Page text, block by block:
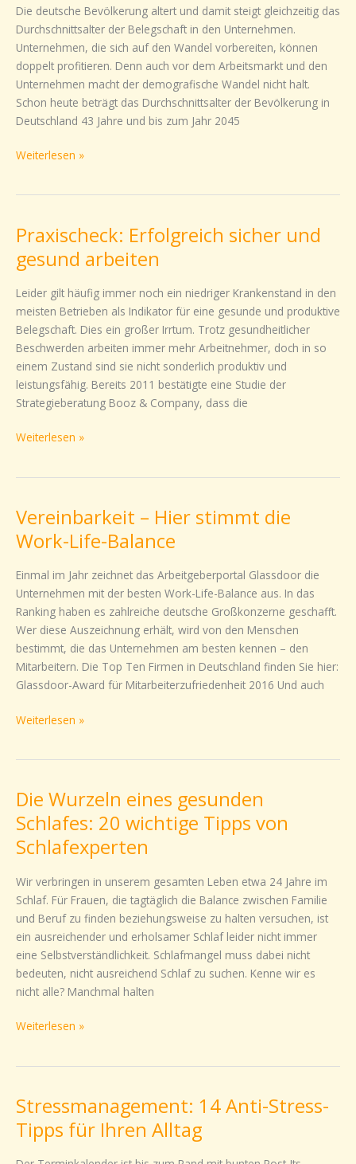
Die deutsche Bevölkerung altert und damit steigt gleichzeitig das
Durchschnittsalter der Belegschaft in den Unternehmen.
Unternehmen, die sich auf den Wandel vorbereiten, können
doppelt profitieren. Denn auch vor dem Arbeitsmarkt und den
Unternehmen macht der demografische Wandel nicht halt.
Schon heute beträgt das Durchschnittsalter der Bevölkerung in
Deutschland 43 Jahre und bis zum Jahr 2045
für
alle
Altersgruppen
Weiterlesen »
Praxischeck: Erfolgreich sicher und
gesund arbeiten
Leider gilt häufig immer noch ein niedriger Krankenstand in den
meisten Betrieben als Indikator für eine gesunde und produktive
Belegschaft. Dies ein großer Irrtum. Trotz gesundheitlicher
Beschwerden arbeiten immer mehr Arbeitnehmer, doch in so
einem Zustand sind sie nicht sonderlich produktiv und
leistungsfähig. Bereits 2011 bestätigte eine Studie der
Strategieberatung Booz & Company, dass die
Praxischeck:
sicher
und
gesund
arbeiten
Weiterlesen »
Vereinbarkeit – Hier stimmt die
Work-Life-Balance
Einmal im Jahr zeichnet das Arbeitgeberportal Glassdoor die
Unternehmen mit der besten Work-Life-Balance aus. In das
Ranking haben es zahlreiche deutsche Großkonzerne geschafft.
Wer diese Auszeichnung erhält, wird von den Menschen
bestimmt, die das Unternehmen am besten kennen – den
Mitarbeitern. Die Top Ten Firmen in Deutschland finden Sie hier:
Glassdoor-Award für Mitarbeiterzufriedenheit 2016 Und auch
Vereinbarkeit
–
Hier
stimmt
die
Work-
Life-
Balance
Weiterlesen »
Die Wurzeln eines gesunden
Schlafes: 20 wichtige Tipps von
Schlafexperten
Wir verbringen in unserem gesamten Leben etwa 24 Jahre im
Schlaf. Für Frauen, die tagtäglich die Balance zwischen Familie
und Beruf zu finden beziehungsweise zu halten versuchen, ist
ein ausreichender und erholsamer Schlaf leider nicht immer
eine Selbstverständlichkeit. Schlafmangel muss dabei nicht
bedeuten, nicht ausreichend Schlaf zu suchen. Kenne wir es
nicht alle? Manchmal halten
Die
Wurzeln
eines
gesunden
20
wichtige
Tipps
von
Schlafexperten
Weiterlesen »
Stressmanagement: 14 Anti-Stress-
Tipps für Ihren Alltag
Stressmanagement:
14
Anti-
Stress-